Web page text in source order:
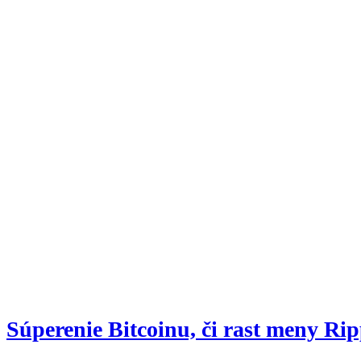
Súperenie Bitcoinu, či rast meny